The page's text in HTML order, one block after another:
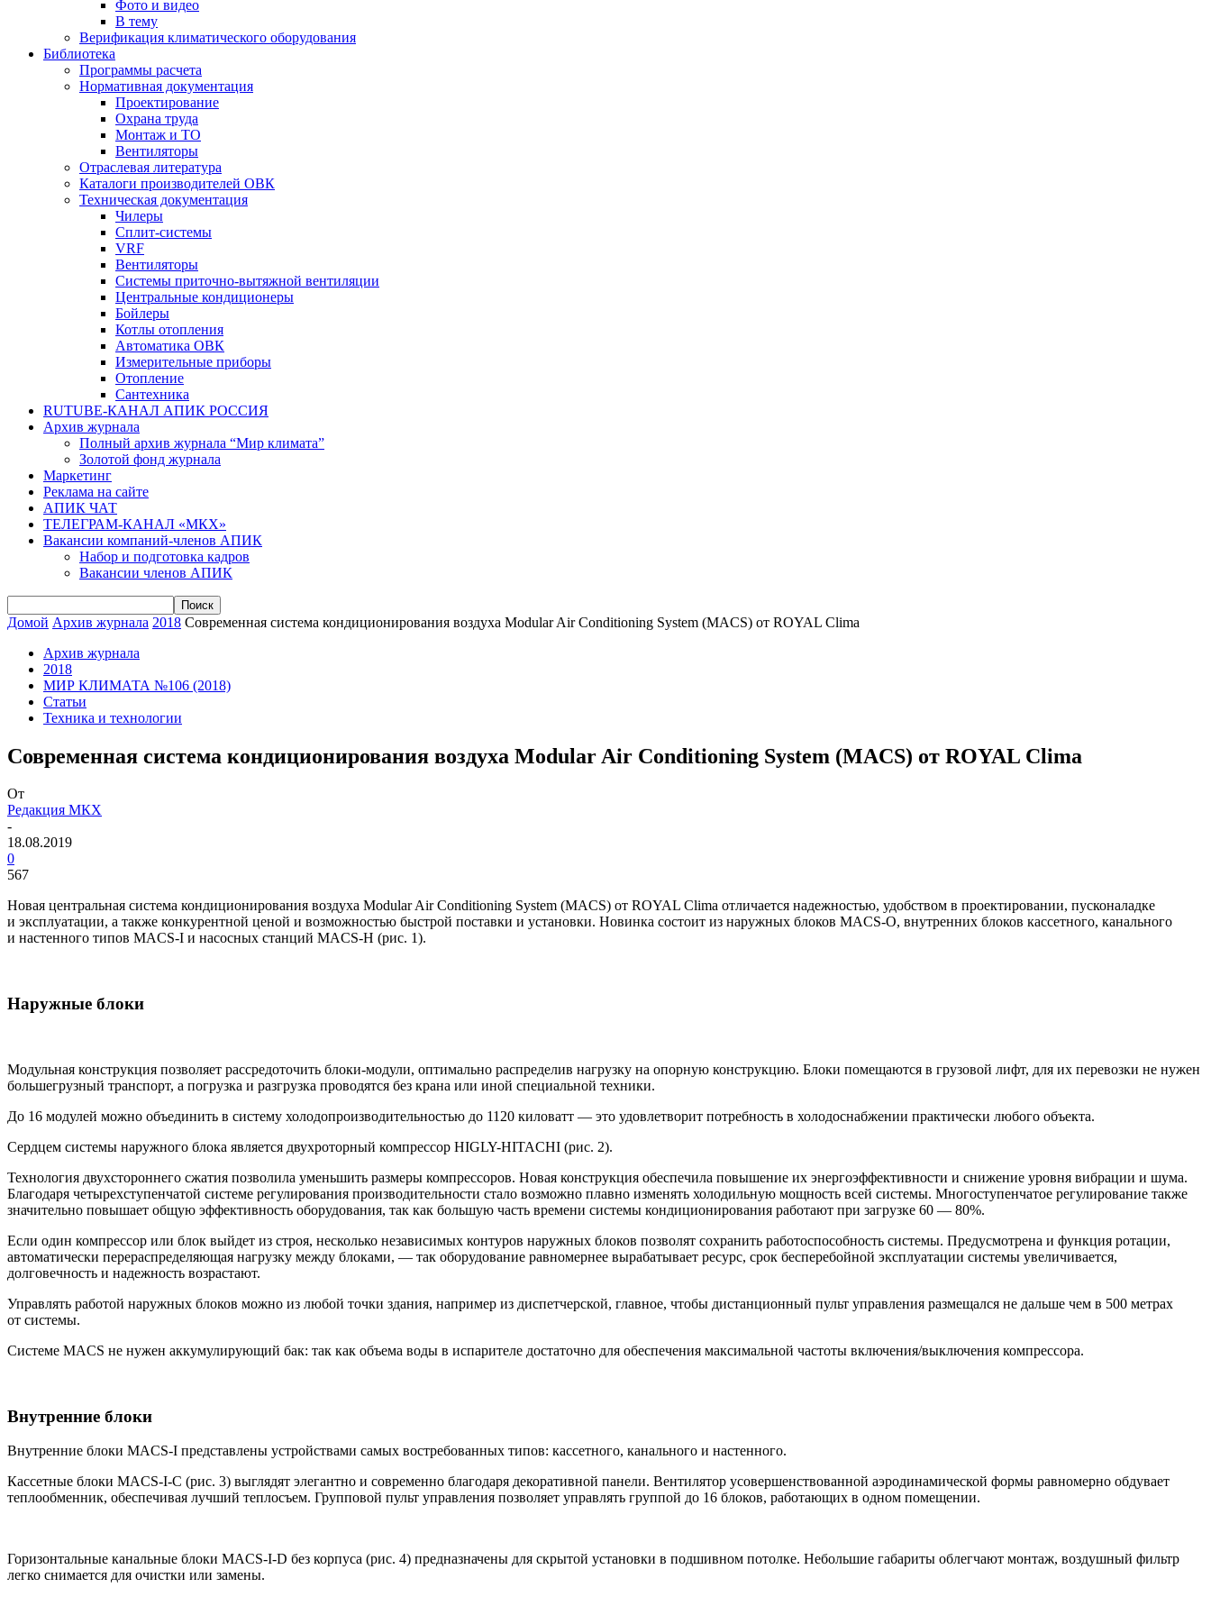
Фото и видео
В тему
Верификация климатического оборудования
Библиотека
Программы расчета
Нормативная документация
Проектирование
Охрана труда
Монтаж и ТО
Вентиляторы
Отраслевая литература
Каталоги производителей ОВК
Техническая документация
Чилеры
Сплит-системы
VRF
Вентиляторы
Системы приточно-вытяжной вентиляции
Центральные кондиционеры
Бойлеры
Котлы отопления
Автоматика ОВК
Измерительные приборы
Отопление
Сантехника
RUTUBE-КАНАЛ АПИК РОССИЯ
Архив журнала
Полный архив журнала “Мир климата”
Золотой фонд журнала
Маркетинг
Реклама на сайте
АПИК ЧАТ
ТЕЛЕГРАМ-КАНАЛ «МКХ»
Вакансии компаний-членов АПИК
Набор и подготовка кадров
Вакансии членов АПИК
Домой Архив журнала 2018 Современная система кондиционирования воздуха Modular Air Conditioning System (MACS) от ROYAL Clima
Архив журнала
2018
МИР КЛИМАТА №106 (2018)
Статьи
Техника и технологии
Современная система кондиционирования воздуха Modular Air Conditioning System (MACS) от ROYAL Clima
От
Редакция МКХ
-
18.08.2019
0
567
Новая центральная система кондиционирования воздуха Modular Air Conditioning System (MACS) от ROYAL Clima отличается надежностью, удобством в проектировании, пусконаладке
и эксплуатации, а также конкурентной ценой и возможностью быстрой поставки и установки. Новинка состоит из наружных блоков MACS-O, внутренних блоков кассетного, канального
и настенного типов MACS-I и насосных станций MACS-H (рис. 1).
Наружные блоки
Модульная конструкция позволяет рассредоточить блоки-модули, оптимально распределив нагрузку на опорную конструкцию. Блоки помещаются в грузовой лифт, для их перевозки не нужен
большегрузный транспорт, а погрузка и разгрузка проводятся без крана или иной специальной техники.
До 16 модулей можно объединить в систему холодопроизводительностью до 1120 киловатт — это удовлетворит потребность в холодоснабжении практически любого объекта.
Сердцем системы наружного блока является двухроторный компрессор HIGLY-HITACHI (рис. 2).
Технология двухстороннего сжатия позволила уменьшить размеры компрессоров. Новая конструкция обеспечила повышение их энергоэффективности и снижение уровня вибрации и шума.
Благодаря четырехступенчатой системе регулирования производительности стало возможно плавно изменять холодильную мощность всей системы. Многоступенчатое регулирование также
значительно повышает общую эффективность оборудования, так как большую часть времени системы кондиционирования работают при загрузке 60 — 80%.
Если один компрессор или блок выйдет из строя, несколько независимых контуров наружных блоков позволят сохранить работоспособность системы. Предусмотрена и функция ротации,
автоматически перераспределяющая нагрузку между блоками, — так оборудование равномернее вырабатывает ресурс, срок бесперебойной эксплуатации системы увеличивается,
долговечность и надежность возрастают.
Управлять работой наружных блоков можно из любой точки здания, например из диспетчерской, главное, чтобы дистанционный пульт управления размещался не дальше чем в 500 метрах
от системы.
Системе MACS не нужен аккумулирующий бак: так как объема воды в испарителе достаточно для обеспечения максимальной частоты включения/выключения компрессора.
Внутренние блоки
Внутренние блоки MACS-I представлены устройствами самых востребованных типов: кассетного, канального и настенного.
Кассетные блоки MACS-I-C (рис. 3) выглядят элегантно и современно благодаря декоративной панели. Вентилятор усовершенствованной аэродинамической формы равномерно обдувает
теплообменник, обеспечивая лучший теплосъем. Групповой пульт управления позволяет управлять группой до 16 блоков, работающих в одном помещении.
Горизонтальные канальные блоки MACS-I-D без корпуса (рис. 4) предназначены для скрытой установки в подшивном потолке. Небольшие габариты облегчают монтаж, воздушный фильтр
легко снимается для очистки или замены.